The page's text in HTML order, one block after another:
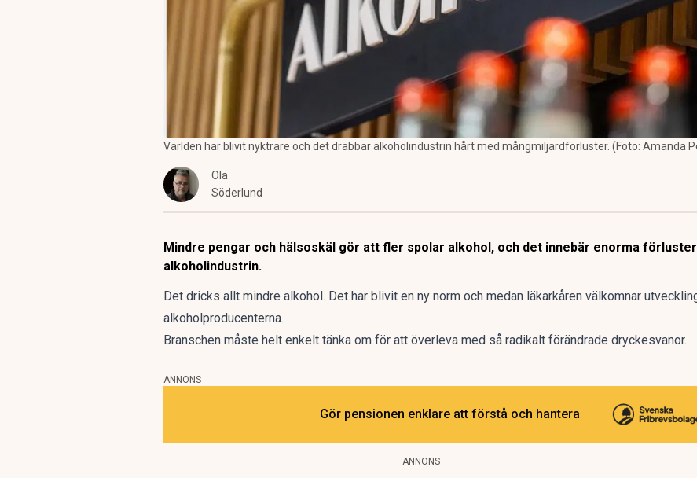
Världen har blivit nyktrare och det drabbar alkoholindustrin hårt med mångmiljardförluster. (Foto: Amanda
Ola
Söderlund
Mindre pengar och hälsoskäl gör att fler spolar alkohol, och det innebär enorma
alkoholindustrin.
Det dricks allt mindre alkohol. Det har blivit en ny norm och medan läkarkåren välkomnar
alkoholproducenterna.
Branschen måste helt enkelt tänka om för att överleva med så radikalt förändrade dryckesvanor.
ANNONS
Gör pensionen enklare att förstå och hantera
ANNONS